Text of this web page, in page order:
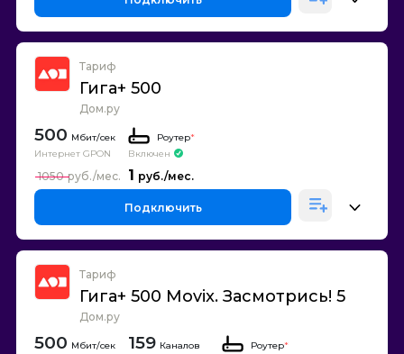
Тариф
Гига+ 500
Дом.ру
500
Интернет GPON
Роутер*
Включен
1
1050
Подключить
Тариф
Гига+ 500 Movix. Засмотрись! 5
Дом.ру
500 159 Каналов
Роутер*